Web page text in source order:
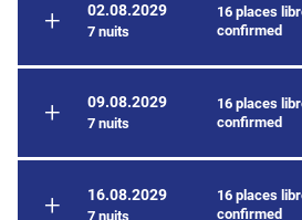
02.08.2029
7 nuits
16 places
confirmed
09.08.2029
7 nuits
16 places
confirmed
16.08.2029
7 nuits
16 places
confirmed